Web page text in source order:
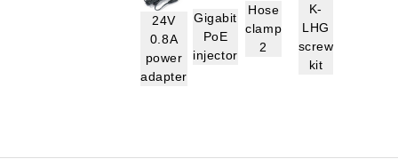
24V
0.8A
power
adapter
Gigabit
PoE
injector
Hose
clamp
2
K-
LHG
screw
kit